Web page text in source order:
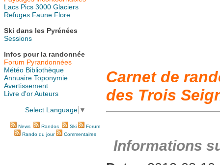
Lacs Pics 3000 Glaciers
Refuges Faune Flore
Ski dans les Pyrénées
Sessions
Infos pour la randonnée
Forum Pyrandonnées
Météo Bibliothèque
Annuaire Toponymie
Avertissement
Livre d'orAuteurs
Select Language ▼
News Randos Ski
Forum
Rando du jour
Commentaires
Carnet de
des Trois
Informations